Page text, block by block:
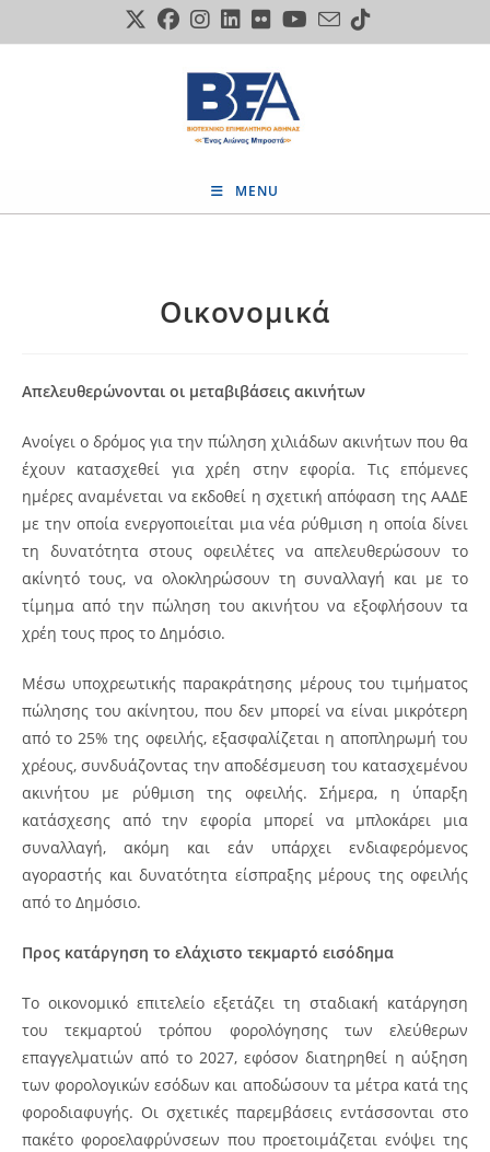
to
MENU
Οικονομικά
Απελευθερώνονται οι μεταβιβάσεις ακινήτων
Ανοίγει ο δρόμος για την πώληση χιλιάδων ακινήτων που θα
έχουν κατασχεθεί για χρέη στην εφορία. Τις επόμενες
ημέρες αναμένεται να εκδοθεί η σχετική απόφαση της ΑΑΔΕ
με την οποία ενεργοποιείται μια νέα ρύθμιση η οποία δίνει
τη δυνατότητα στους οφειλέτες να απελευθερώσουν το
ακίνητό τους, να ολοκληρώσουν τη συναλλαγή και με το
τίμημα από την πώληση του ακινήτου να εξοφλήσουν τα
χρέη τους προς το Δημόσιο.
Μέσω υποχρεωτικής παρακράτησης μέρους του τιμήματος
πώλησης του ακίνητου, που δεν μπορεί να είναι μικρότερη
από το 25% της οφειλής, εξασφαλίζεται η αποπληρωμή του
χρέους, συνδυάζοντας την αποδέσμευση του κατασχεμένου
ακινήτου με ρύθμιση της οφειλής. Σήμερα, η ύπαρξη
κατάσχεσης από την εφορία μπορεί να μπλοκάρει μια
συναλλαγή, ακόμη και εάν υπάρχει ενδιαφερόμενος
αγοραστής και δυνατότητα είσπραξης μέρους της οφειλής
από το Δημόσιο.
Προς κατάργηση το ελάχιστο τεκμαρτό εισόδημα
Το οικονομικό επιτελείο εξετάζει τη σταδιακή κατάργηση
του τεκμαρτού τρόπου φορολόγησης των ελεύθερων
επαγγελματιών από το 2027, εφόσον διατηρηθεί η αύξηση
των φορολογικών εσόδων και αποδώσουν τα μέτρα κατά της
φοροδιαφυγής. Οι σχετικές παρεμβάσεις εντάσσονται στο
πακέτο φοροελαφρύνσεων που προετοιμάζεται ενόψει της